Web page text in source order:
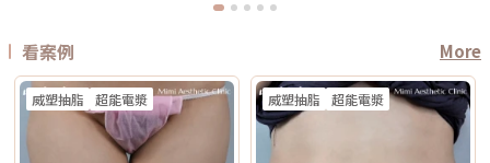
看案例 More
威塑抽脂 超能電漿 威塑抽脂 超能電漿